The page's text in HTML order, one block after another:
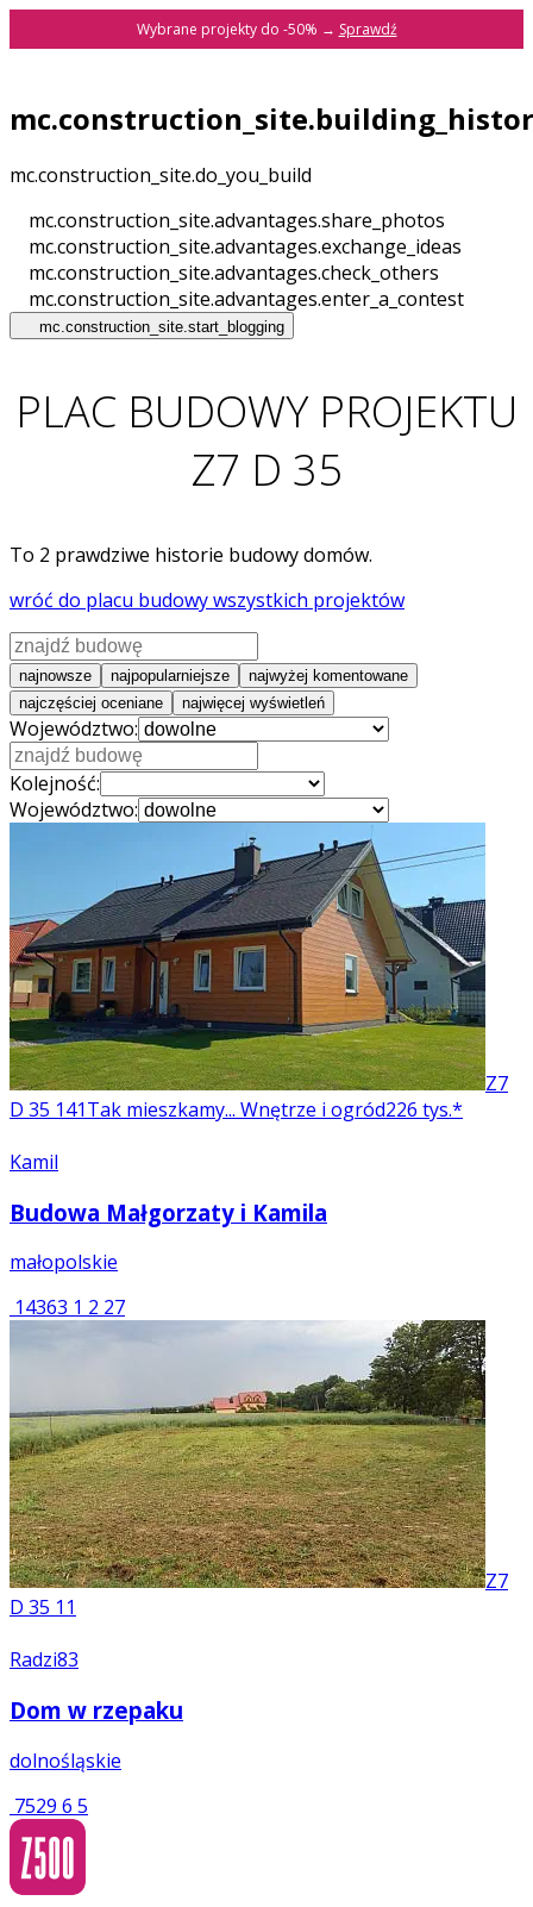
Wybrane projekty do -50% → Sprawdź
mc.construction_site.do_you_build
mc.construction_site.advantages.share_photos
mc.construction_site.advantages.exchange_ideas
mc.construction_site.advantages.check_others
mc.construction_site.advantages.enter_a_contest
mc.construction_site.start_blogging
PLAC BUDOWY PROJEKTU
Z7 D 35
To 2 prawdziwe historie budowy domów.
wróć do placu budowy wszystkich projektów
najnowsze najpopularniejsze
najwyżej komentowane
najczęściej oceniane
najwięcej wyświetleń
Województwo:
Kolejność:
Województwo:
Z7
D 35 141Tak mieszkamy... Wnętrze i ogród226 tys.*
Kamil
Budowa Małgorzaty i Kamila
małopolskie
14363 1 2 27
Z7
D 35 11
Radzi83
Dom w rzepaku
dolnośląskie
7529 6 5